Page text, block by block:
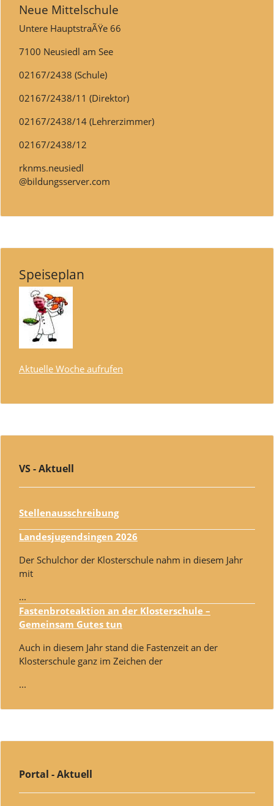
Neue Mittelschule
Untere HauptstraÃŸe 66
7100 Neusiedl am See
02167/2438 (Schule)
02167/2438/11 (Direktor)
02167/2438/14 (Lehrerzimmer)
02167/2438/12
rknms.neusiedl
@bildungsserver.com
Speiseplan
Aktuelle Woche aufrufen
VS - Aktuell
Stellenausschreibung
Landesjugendsingen 2026
Der Schulchor der Klosterschule nahm in diesem Jahr
mit
...
Fastenbroteaktion an der Klosterschule –
Gemeinsam Gutes tun
Auch in diesem Jahr stand die Fastenzeit an der
Klosterschule ganz im Zeichen der
...
Portal - Aktuell